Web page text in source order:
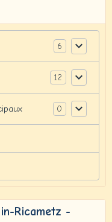
6
12
0
Ricametz -